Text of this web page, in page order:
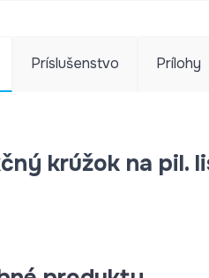
Príslušenstvo Prílohy
krúžok na pil.